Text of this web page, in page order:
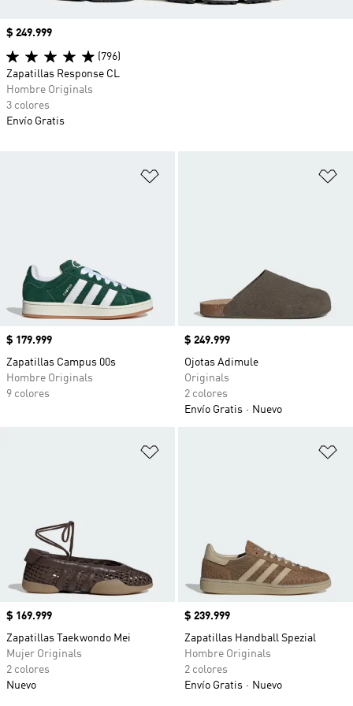
Precio
$ 179.999
Zapatillas Campus 00s
Hombre Originals
9 colores
Precio
$ 249.999
Ojotas Adimule
Originals
2 colores
Envío Gratis
Nuevo
Precio
$ 169.999
Zapatillas Taekwondo Mei
Mujer Originals
2 colores
Nuevo
Precio
$ 239.999
Zapatillas Handball Spezial
Hombre Originals
2 colores
Envío Gratis
Nuevo
Precio
$ 249.999
(796)
Zapatillas Response CL
Hombre Originals
3 colores
Envío Gratis